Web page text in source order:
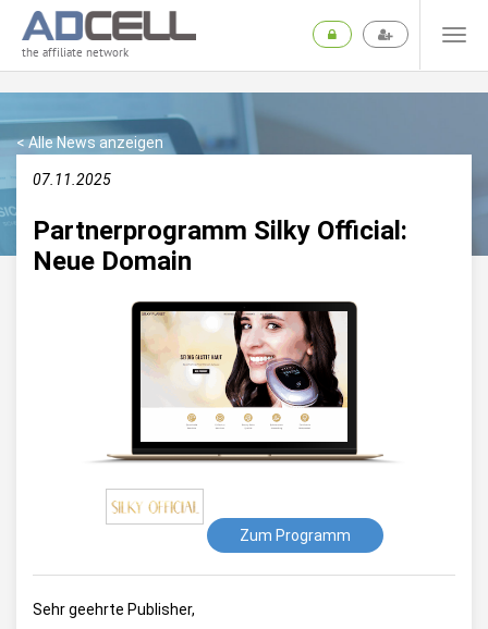
the affiliate network
< Alle News anzeigen
07.11.2025
Partnerprogramm Silky Official:
Neue Domain
Zum Programm
Sehr geehrte Publisher,